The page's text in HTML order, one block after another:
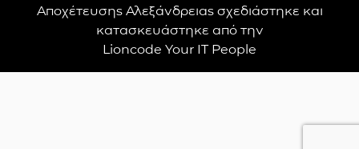
Αποχέτευσης Αλεξάνδρειας σχεδιάστηκε και
κατασκευάστηκε από την
Lioncode Your IT People